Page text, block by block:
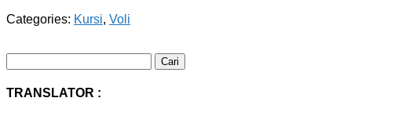
Categories: Kursi, Voli
untuk:
TRANSLATOR :